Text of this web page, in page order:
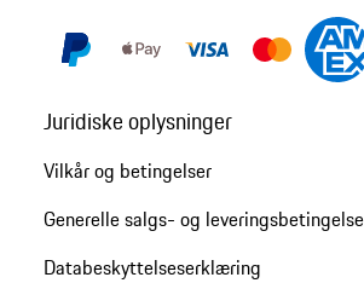
Juridiske oplysninger
Vilkår og betingelser
Generelle salgs- og
Databeskyttelseserklæring